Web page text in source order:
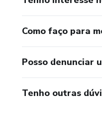
Como faço para
Posso denunciar
Tenho outras